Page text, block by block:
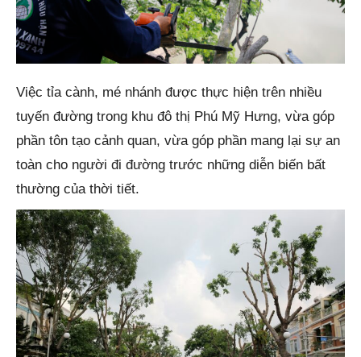
Việc tỉa cành, mé nhánh được thực hiện trên nhiều
tuyến đường trong khu đô thị Phú Mỹ Hưng, vừa góp
phần tôn tạo cảnh quan, vừa góp phần mang lại sự an
toàn cho người đi đường trước những diễn biến bất
thường của thời tiết.